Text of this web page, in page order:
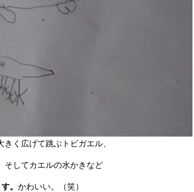
く広げて跳ぶトビガエル、
そしてカエルの水かきなど
す。かわいい。（笑）